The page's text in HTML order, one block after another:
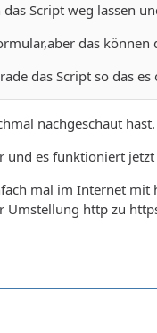
Script weg lassen
das können
das Script so das
nachgeschaut hast.
und es funktioniert jetzt
mal im Internet
Umstellung http zu